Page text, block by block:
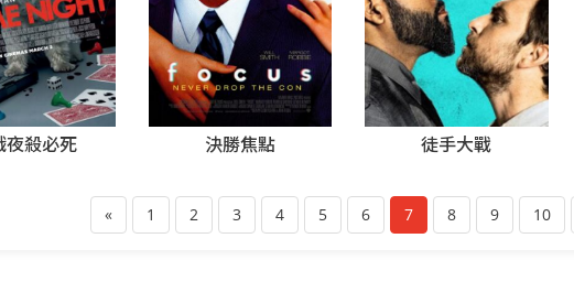
夜殺必死 決勝焦點 徒手大戰
« 1 2 3 4 5 6 7 8 9 10